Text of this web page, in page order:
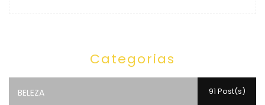
Categorias
BELEZA 91 Post(s)